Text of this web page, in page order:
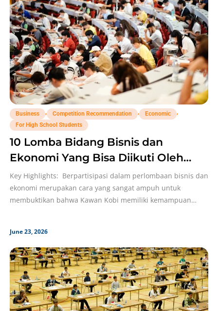
Business , Competition Recommendation , Economic
,
For High School Students
10 Lomba Bidang Bisnis dan
Ekonomi Yang Bisa Diikuti Oleh
Siswa SMA! Jangan Kelewatan!
Key Highlights: Berpartisipasi dalam perlombaan bisnis dan
ekonomi merupakan cara yang sangat ampuh untuk
membuktikan bahwa Kawan Kobi memiliki kemampuan
June 23, 2026